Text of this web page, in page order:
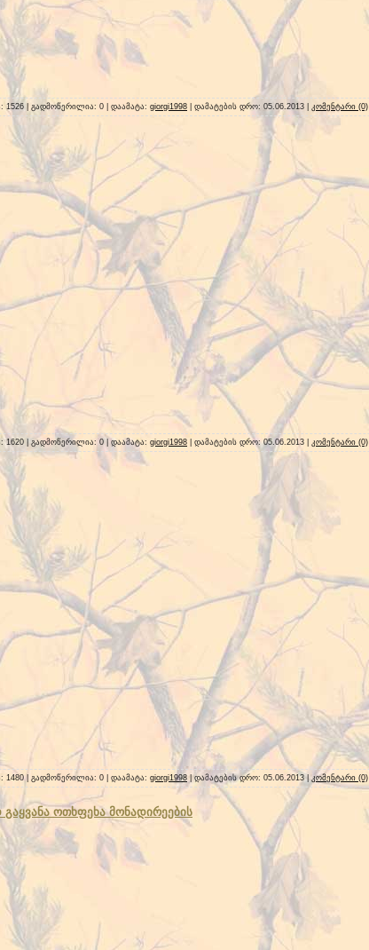
1526 | გადმოწერილია: 0 | დაამატა: giorgi1998 | დამატების დრო: 05.06.2013 კომენტარი (0)
1620 | გადმოწერილია: 0 | დაამატა: giorgi1998 | დამატების დრო:05.06.2013 კომენტარი (0)
1480 | გადმოწერილია: 0 | დაამატა: giorgi1998 | დამატების დრო: 05.06.2013| კომენტარი (0)
ოთხფეხა მონადირეების